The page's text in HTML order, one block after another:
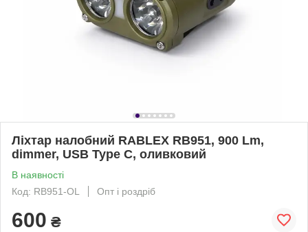
Ліхтар налобний RABLEX RB951, 900 Lm,
dimmer, USB Type C, оливковий
В наявності
Код: RB951-OL
Опт і роздріб
600 ₴